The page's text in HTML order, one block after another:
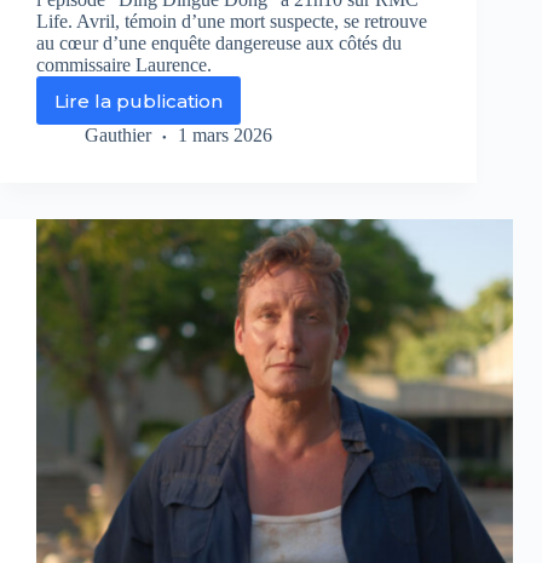
Life. Avril, témoin d’une mort suspecte, se retrouve
au cœur d’une enquête dangereuse aux côtés du
commissaire Laurence.
Lire la publication
Les
petits
–
Ding
Dingue
Dong
RMC
Life
Gauthier 1 mars 2026